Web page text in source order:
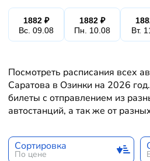
1882 ₽
Вс. 09.08
1882 ₽
Пн. 10.08
Вт.
Посмотреть расписания всех
Саратова в Озинки на 2026
билеты с отправлением из
автостанций, а так же от
Сортировка
По цене